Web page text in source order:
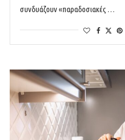
συνδυάζουν «παραδοσιακές …